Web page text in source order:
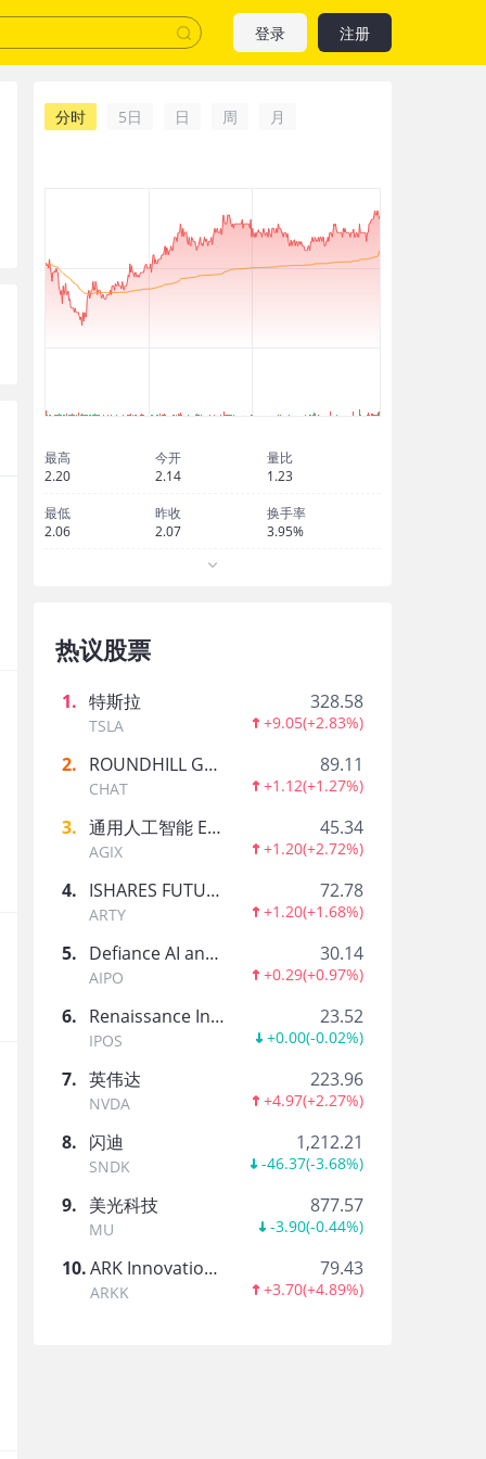
登录 注册
异动解读｜普拉格能源盘中上涨8.68%，与
异动解读｜普拉格能源盘中上涨8.06%，与
行情直击·07-14
普拉格能源与Stream修改Gateway项目协议
美股速递·07-13
普拉格能源与Stream积极探索新机遇，将氢
美股速递·07-13
普拉格能源宣布与Stream Data Centers达
美股速递·
普拉格能源宣布出售德州格雷厄姆项目并与
分时 5日 日 周 月
最高
2.20
今开
2.14
量比
1.23
最低
2.06
昨收
2.07
换手率
3.95%
热议股票
1. 特斯拉
TSLA
328.58
+9.05(+2.83%)
2. ROUNDHILL GENERATIVE AI & TECHNOLOGY ETF
CHAT
89.11
+1.12(+1.27%)
3. 通用人工智能 ETF-AGIX
AGIX
45.34
+1.20(+2.72%)
4. ISHARES FUTURE AI & TECH ETF
ARTY
72.78
+1.20(+1.68%)
5. Defiance AI and Power Infrastructure ETF
AIPO
30.14
+0.29(+0.97%)
6. Renaissance International IPO ETF
IPOS
23.52
+0.00(-0.02%)
7. 英伟达
NVDA
223.96
+4.97(+2.27%)
8. 闪迪
SNDK
1,212.21
-46.37(-3.68%)
9. 美光科技
MU
877.57
-3.90(-0.44%)
10. ARK Innovation ETF
ARKK
79.43
+3.70(+4.89%)